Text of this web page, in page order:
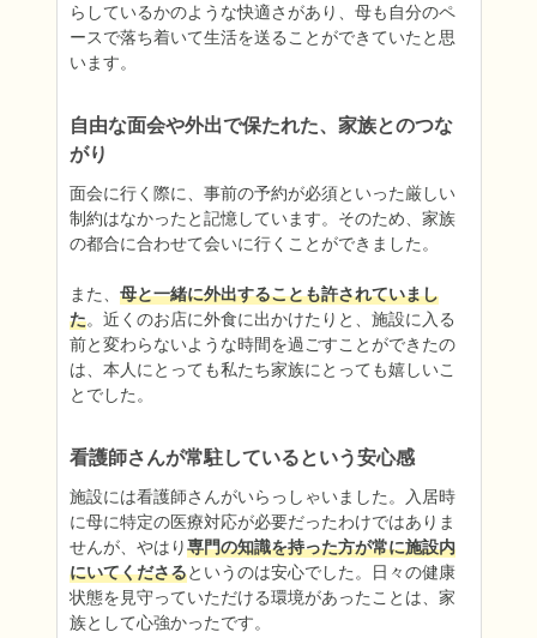
らしているかのような快適さがあり、母も自分のペ
ースで落ち着いて生活を送ることができていたと思
います。
自由な面会や外出で保たれた、家族とのつな
がり
面会に行く際に、事前の予約が必須といった厳しい
制約はなかったと記憶しています。そのため、家族
の都合に合わせて会いに行くことができました。
また、 母と一緒に外出することも許されていまし
た。近くのお店に外食に出かけたりと、施設に入る
前と変わらないような時間を過ごすことができたの
は、本人にとっても私たち家族にとっても嬉しいこ
とでした。
看護師さんが常駐しているという安心感
施設には看護師さんがいらっしゃいました。入居時
に母に特定の医療対応が必要だったわけではありま
せんが、やはり専門の知識を持った方が常に施設内
にいてくださるというのは安心でした。日々の健康
状態を見守っていただける環境があったことは、家
族として心強かったです。